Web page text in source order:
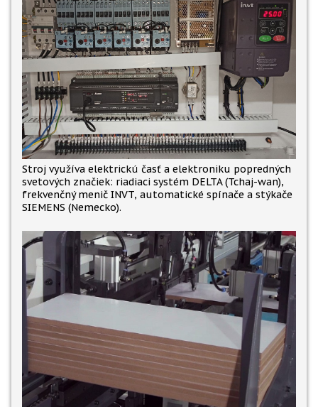
Stroj využíva elektrickú časť a elektroniku popredných
svetových značiek: riadiaci systém DELTA (Tchaj-wan),
frekvenčný menič INVT, automatické spínače a stýkače
SIEMENS (Nemecko).